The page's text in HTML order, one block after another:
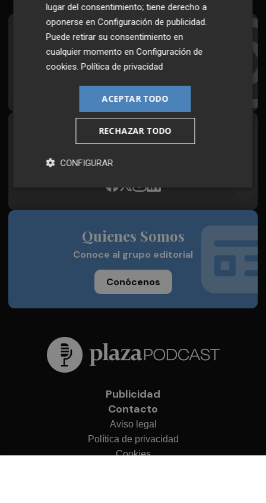
Suscríbete al Boletín
Todos los días a primera hora en tu email
¡Quiero suscribirme!
Síguenos en redes
Plaza Podcast, desde cualquier medio
Quienes Somos
Conoce al grupo editorial
Conócenos
Publicidad
Contacto
Aviso legal
Política de privacidad
Cookies
lugar del consentimiento; tiene derecho a
oponerse enConfiguración de publicidad.
Puede retirar su consentimiento en
cualquier momento enConfiguración de
cookies.Política de privacidad
ACEPTAR TODO
RECHAZAR TODO
CONFIGURAR